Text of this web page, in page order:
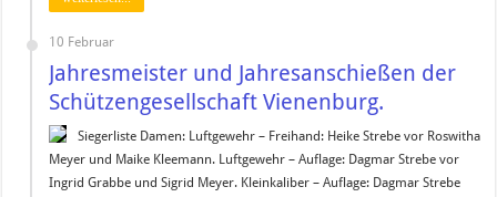
10 Februar
Jahresmeister und Jahresanschießen der
Schützengesellschaft Vienenburg.
Siegerliste Damen: Luftgewehr – Freihand: Heike Strebe vor Roswitha
Meyer und Maike Kleemann. Luftgewehr – Auflage: Dagmar Strebe vor
Ingrid Grabbe und Sigrid Meyer. Kleinkaliber – Auflage: Dagmar Strebe